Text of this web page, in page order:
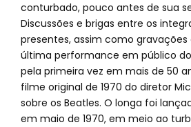
conturbado, pouco antes de sua
Discussões e brigas entre os
presentes, assim como gravações
última performance em público
pela primeira vez em mais de 50
filme original de 1970 do diretor
sobre os Beatles. O longa foi
em maio de 1970, em meio ao